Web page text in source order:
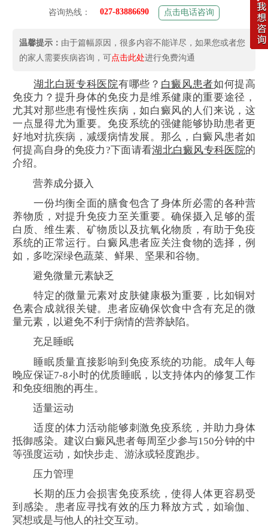
咨询热线： 027-83886690 点击电话咨询
温馨提示： 由于篇幅原因，很多内容不能详尽，如果您或者您
的家人需要疾病咨询，可点击此处进行免费沟通
湖北白斑专科医院有哪些？ 白癜风患者如何提高
免疫力？提升身体的免疫力是维系健康的重要途径，
尤其对那些患有慢性疾病，如白癜风的人们来说，这
一点显得尤为重要。免疫系统的强健能够协助患者更
好地对抗疾病，减缓病情发展。那么，白癜风患者如
何提高自身的免疫力?下面请看湖北白癜风专科医院的
介绍。
营养成分摄入
一份均衡全面的膳食包含了身体所必需的各种营
养物质，对提升免疫力至关重要。确保摄入足够的蛋
白质、维生素、矿物质以及抗氧化物质，有助于免疫
系统的正常运行。白癜风患者应关注食物的选择，例
如，多吃深绿色蔬菜、鲜果、坚果和谷物。
避免微量元素缺乏
特定的微量元素对皮肤健康极为重要，比如铜对
色素合成就很关键。患者应确保饮食中含有充足的微
量元素，以避免不利于病情的营养缺陷。
充足睡眠
睡眠质量直接影响到免疫系统的功能。成年人每
晚应保证7-8小时的优质睡眠，以支持体内的修复工作
和免疫细胞的再生。
适量运动
适度的体力活动能够刺激免疫系统，并助力身体
抵御感染。建议白癜风患者每周至少参与150分钟的中
等强度运动，如快步走、游泳或轻度跑步。
压力管理
长期的压力会损害免疫系统，使得人体更容易受
到感染。患者应寻找有效的压力释放方式，如瑜伽、
冥想或是与他人的社交互动。